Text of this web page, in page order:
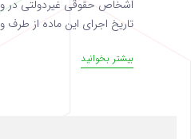
اشخاص حقوقی غیردولتی در
تاریخ اجرای این ماده از طرف‌
بیشتر بخوانید